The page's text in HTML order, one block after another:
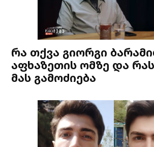
რა თქვა გიორგი
აფხაზეთის ომზე და
მას გამოძიება